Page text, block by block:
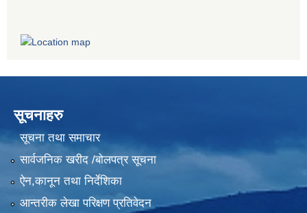
सूचनाहरु
सूचना तथा समाचार
सार्वजनिक खरीद /बोलपत्र सूचना
ऐन,कानून तथा निर्देशिका
आन्तरीक लेखा परिक्षण प्रतिवेदन